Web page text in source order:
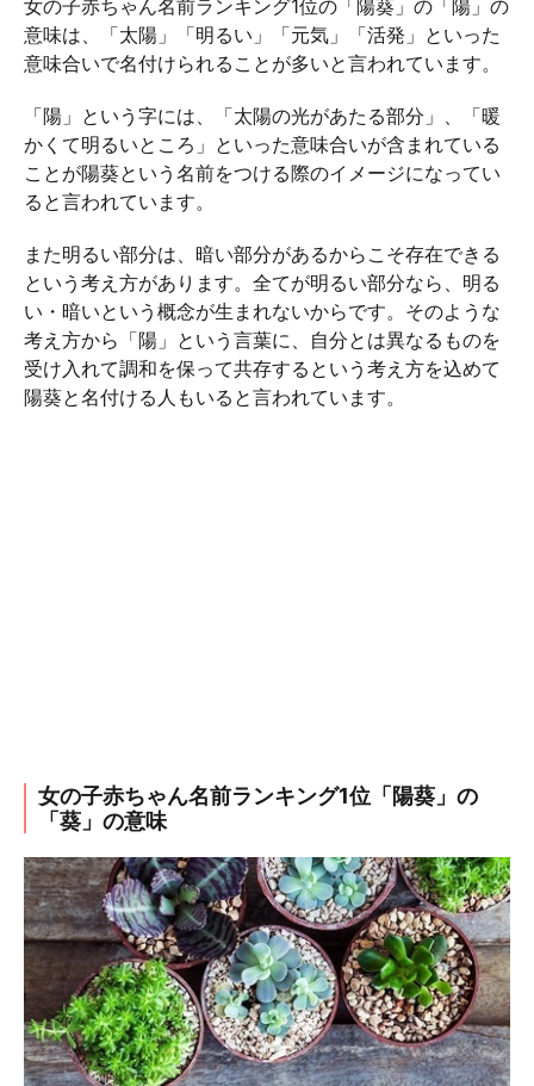
女の子赤ちゃん名前ランキング1位の「陽葵」の「陽」の
意味は、「太陽」「明るい」「元気」「活発」といった
意味合いで名付けられることが多いと言われています。
「陽」という字には、「太陽の光があたる部分」、「暖
かくて明るいところ」といった意味合いが含まれている
ことが陽葵という名前をつける際のイメージになってい
ると言われています。
また明るい部分は、暗い部分があるからこそ存在できる
という考え方があります。全てが明るい部分なら、明る
い・暗いという概念が生まれないからです。そのような
考え方から「陽」という言葉に、自分とは異なるものを
受け入れて調和を保って共存するという考え方を込めて
陽葵と名付ける人もいると言われています。
女の子赤ちゃん名前ランキング1位「陽葵」の
「葵」の意味